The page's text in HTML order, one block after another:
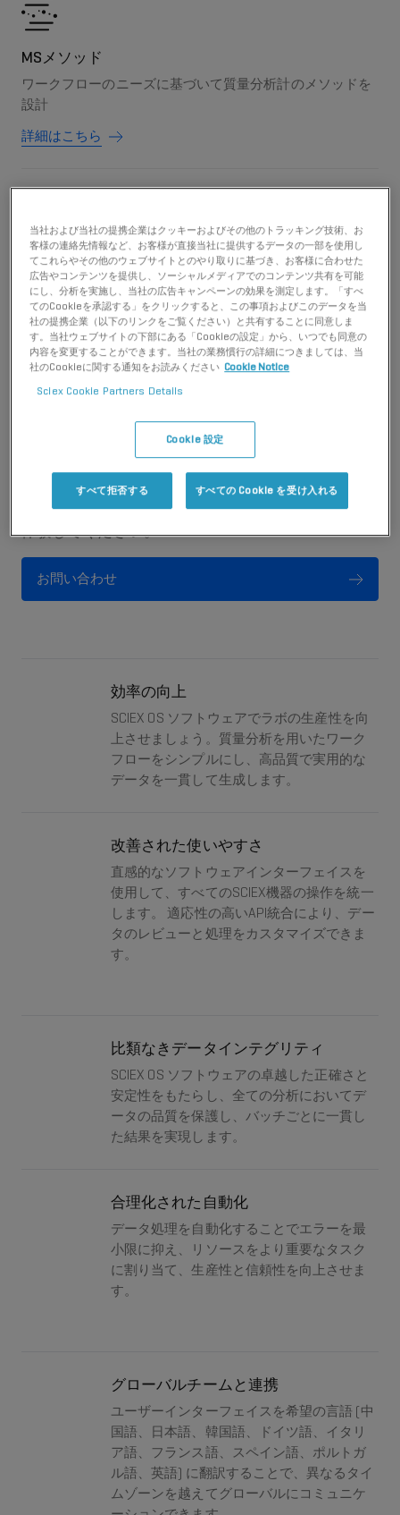
MSメソッド
ワークフローのニーズに基づいて質量分析計のメソッドを
設計
詳細はこちら
LCメソッド
ニーズに合わせて液体クロマトグラフのメソッドを設定
詳細はこちら
精度と自動化でグローバルなラ
ボの卓越性を推進
研究の変革、そしてシームレスな統合、使いやすさ
の向上、堅牢なデータ管理をすべての分析において
体験してください。
お問い合わせ
効率の向上
SCIEX OS ソフトウェアでラボの生産性を向
上させましょう。質量分析を用いたワーク
フローをシンプルにし、高品質で実用的な
データを一貫して生成します。
改善された使いやすさ
直感的なソフトウェアインターフェイスを
使用して、すべてのSCIEX機器の操作を統一
します。 適応性の高いAPI統合により、デー
タのレビューと処理をカスタマイズできま
す。
比類なきデータインテグリティ
SCIEX OS ソフトウェアの卓越した正確さと
安定性をもたらし、全ての分析においてデ
ータの品質を保護し、バッチごとに一貫し
た結果を実現します。
合理化された自動化
データ処理を自動化することでエラーを最
小限に抑え、リソースをより重要なタスク
に割り当て、生産性と信頼性を向上させま
す。
グローバルチームと連携
ユーザーインターフェイスを希望の言語 (中
国語、日本語、韓国語、ドイツ語、イタリ
ア語、フランス語、スペイン語、ポルトガ
ル語、英語) に翻訳することで、異なるタイ
ムゾーンを越えてグローバルにコミュニケ
当社および当社の提携企業はクッキーおよびその他のトラッキング技術、お
客様の連絡先情報など、お客様が直接当社に提供するデータの一部を使用し
てこれらやその他のウェブサイトとのやり取りに基づき、お客様に合わせた
広告やコンテンツを提供し、ソーシャルメディアでのコンテンツ共有を可能
にし、分析を実施し、当社の広告キャンペーンの効果を測定します。「すべ
てのCookieを承認する」をクリックすると、この事項およびこのデータを当
社の提携企業（以下のリンクをご覧ください）と共有することに同意しま
す。当社ウェブサイトの下部にある「Cookieの設定」から、いつでも同意の
内容を変更することができます。当社の業務慣行の詳細につきましては、当
社のCookieに関する通知をお読みください Cookie Notice
Sciex Cookie Partners Details
Cookie 設定
すべて拒否する すべての Cookie を受け入れる